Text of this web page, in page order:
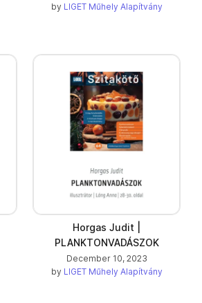
by LIGET Műhely Alapítvány
Horgas Judit |
PLANKTONVADÁSZOK
December 10, 2023
by LIGET Műhely Alapítvány